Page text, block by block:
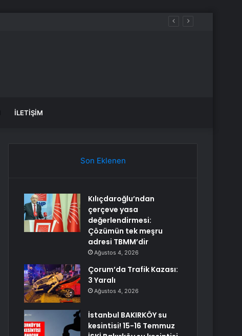
İLETIŞIM
Son Eklenen
Kılıçdaroğlu’ndan
çerçeve yasa
değerlendirmesi:
Çözümün tek meşru
adresi TBMM’dir
Ağustos 4, 2026
Çorum’da Trafik Kazası:
3 Yaralı
Ağustos 4, 2026
İstanbul BAKIRKÖY su
kesintisi! 15-16 Temmuz